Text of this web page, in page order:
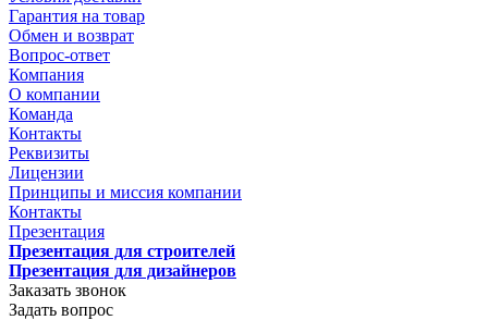
Гарантия на товар
Обмен и возврат
Вопрос-ответ
Компания
О компании
Команда
Контакты
Реквизиты
Лицензии
Принципы и миссия компании
Контакты
Презентация
Презентация для строителей
Презентация для дизайнеров
Заказать звонок
Задать вопрос